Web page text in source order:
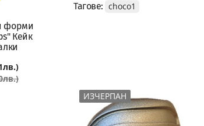
форми
Кейк
Тагове: choco1
ИЗЧЕРПАН